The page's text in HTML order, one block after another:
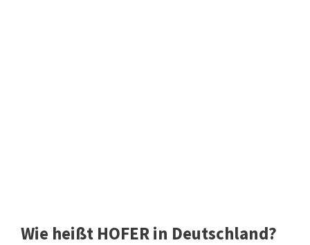
Wie heißt HOFER in Deutschland?